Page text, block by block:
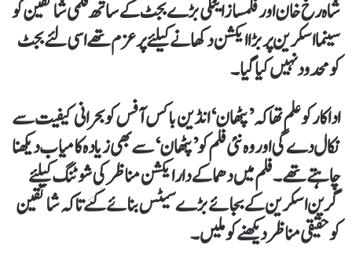
شاہ رخ خان اور فلمساز ایٹلی بڑے بجٹ کے ساتھ فلمی شائقین کو
سینما اسکرین پر بڑا ایکشن دکھانے کیلئے پرعزم تھے اسی لئے بجٹ
کو محدود نہیں کیا گیا۔
اداکار کو علم تھا کہ ’پٹھان‘ انڈین باکس آفس کو بحرانی کیفیت سے
نکال دے گی اور وہ نئی فلم کو ’پٹھان‘ سے بھی زیادہ کامیاب دیکھنا
چاہتے تھے۔فلم میں دھماکے دار ایکشن مناظر کی شوٹنگ کیلئے
گرین اسکرین کے بجائے بڑے سیٹس بنائے گئے تاکہ شائقین
کو حقیقی مناظر دیکھنے کو ملیں۔